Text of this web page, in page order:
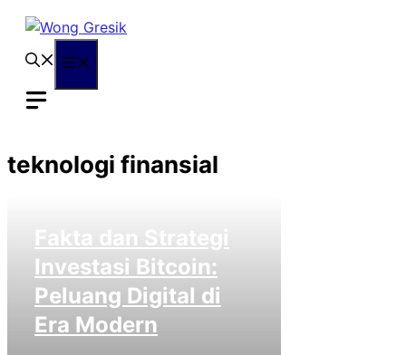
Langsung
teknologi finansial
Fakta dan Strategi
Investasi Bitcoin:
Peluang Digital di
Era Modern